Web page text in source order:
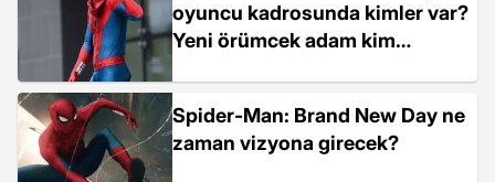
oyuncu kadrosunda kimler var?
Yeni örümcek adam kim
Spider-Man: Brand New Day ne
zaman vizyona girecek?